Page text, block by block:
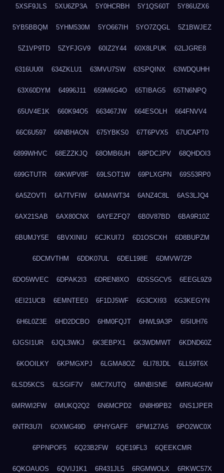
5XSF9JLS 5XU6ZP3A 5Y0HCRBH 5Y1QS60T 5Y86UZX6
5YB5BBQM 5YHM530M 5YO667IH 5YO7ZQGL 5Z1BWJEZ
5Z1VP9TD 5ZYFJGV9 60IZ2Y44 60X8LPUK 62LJGRE8
6316UU0I 634ZKLU1 63MVU7SW 63SPQINX 63WDQUHH
63X60DYM 64996J11 659M6G4O 65TIBAG5 65TN6NPQ
65UV4E1K 660K94O5 663467JW 664ESOLH 664FNVV4
66C6U597 66NBHAON 675YBKS0 67T6PVX5 67UCAPT0
6899WHVC 68EZZKJQ 68OMB6UH 68PDCJPV 68QHDOI3
699GTUTR 69KWPV8F 69LSOT1W 69PLXGPN 69S53RP0
6A5ZOVTI 6A7TVFIW 6AMAWT34 6ANZ4C8L 6AS3LJQ4
6AX21SAB 6AX80CNX 6AYEZFQ7 6B0V87BD 6BA9R10Z
6BUMJY5E 6BVXINIU 6CJKUI7J 6D1OSCXH 6D8BUPZM
6DCMVTHM 6DDK07UL 6DEL198E 6DMVW7ZP
6DO5WVEC 6DPAK2I3 6DREN8XO 6DSSGCV5 6EEGL9Z9
6EI21UCB 6EMNTEE0 6F1DJ5WF 6G3CXI93 6G3KEGYN
6H6L0Z3E 6HD2DCBO 6HM0FQJT 6HWL9A3P 6I5IUH76
6JGSI1UR 6JQL3WKJ 6K3EBPX1 6K3WDMWT 6KDND60Z
6KOOILKY 6KPMGXPJ 6LGMA8OZ 6LI78JDL 6LL59T6X
6LSD5KCS 6LSGIF7V 6MC7XUTQ 6MNBISNE 6MRU4GHW
6MRWI2FW 6MUKQ2Q2 6N6MCPD2 6N8H9PB2 6NS1JPER
6NTR3U7I 6OXMG49D 6PHYGAFF 6PM1Z7A5 6PO2WC0X
6PPNPOF5 6Q23B2FW 6QE19FL3 6QEEKCMR
6QKOAUOS 6QVIJ1K1 6R431JL5 6RGMWOLX 6RKWC57X